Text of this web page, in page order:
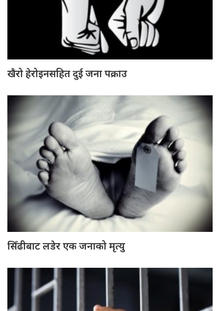
खैरो हेरोइनसहित दुई जना पक्राउ
सिँढीबाट लडेर एक जनाको मृत्यु